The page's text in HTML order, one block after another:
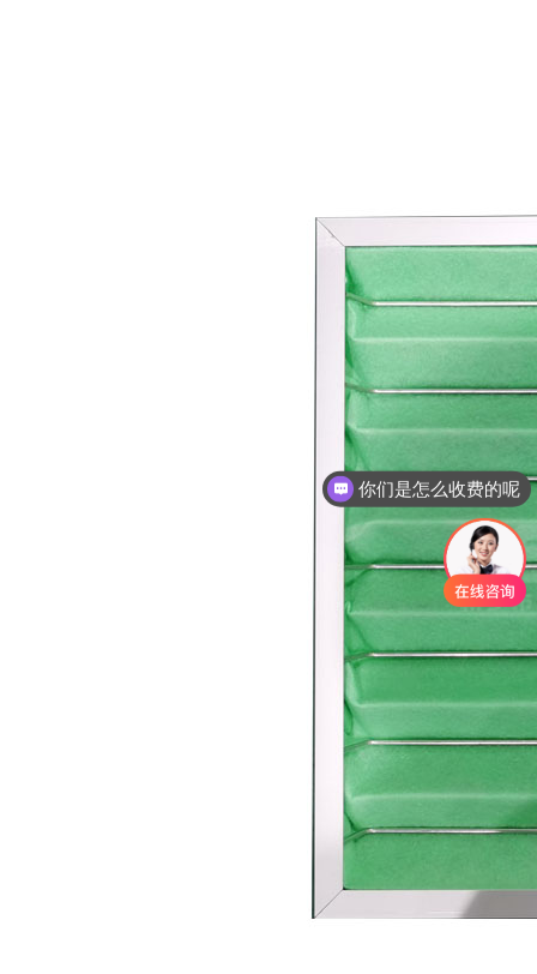
你们是怎么收费的呢
现在有优惠活动吗